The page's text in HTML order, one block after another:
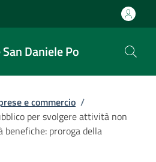
Daniele Po
e commercio /
per svolgere attività non
proroga della